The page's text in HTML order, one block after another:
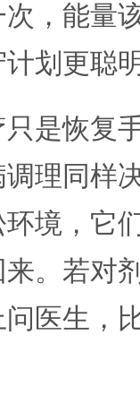
，能量
划更聪
是恢复
理同样
境，它
。若对
医生，